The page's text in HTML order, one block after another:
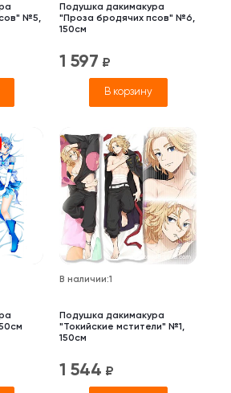
№5,
Подушка дакимакура
"Проза бродячих псов" №6,
150см
1 597 ₽
В корзину
В наличии:1
Подушка дакимакура
"Токийские мстители" №1,
150см
1 544 ₽